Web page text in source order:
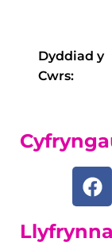
Dyddiad y
Cwrs: